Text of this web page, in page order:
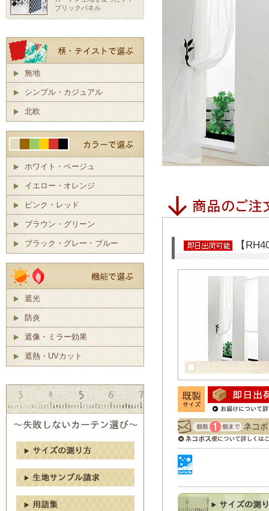
【
ブリックパネル
無地
シンプル・カジュアル
北欧
ホワイト・ベージュ
イエロー・オレンジ
ピンク・レッド
ブラウン・グリーン
ブラック・グレー・ブルー
遮光
防炎
遮像・ミラー効果
遮熱・UVカット